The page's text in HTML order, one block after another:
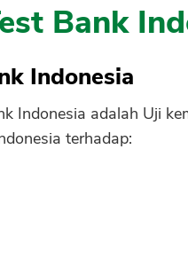
Bank
Indonesia
Indonesia adalah Uji
terhadap: